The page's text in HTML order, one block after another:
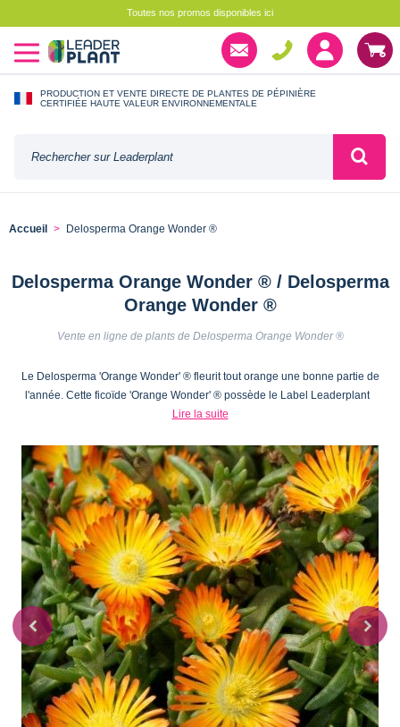
Toutes nos promos disponibles ici
PRODUCTION ET VENTE DIRECTE DE PLANTES DE PÉPINIÈRE
CERTIFIÉE HAUTE VALEUR ENVIRONNEMENTALE
Accueil Delosperma Orange Wonder ®
Delosperma Orange Wonder ® / Delosperma
Orange Wonder ®
Vente en ligne de plants de Delosperma Orange Wonder ®
Le Delosperma 'Orange Wonder' ® fleurit tout orange une bonne partie de
l'année. Cette ficoïde 'Orange Wonder' ® possède le Label Leaderplant
Lire la suite